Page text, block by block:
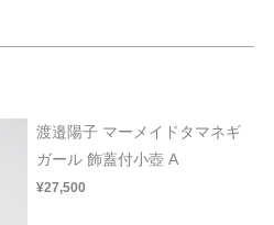
渡邉陽子 マーメイドタマネギ
ガール 飾蓋付小壺 A
¥27,500